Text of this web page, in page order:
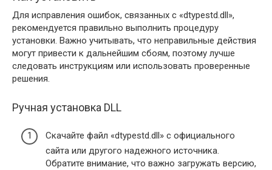
Для исправления ошибок, связанных с «dtypestd.dll»,
рекомендуется правильно выполнить процедуру
установки. Важно учитывать, что неправильные действия
могут привести к дальнейшим сбоям, поэтому лучше
следовать инструкциям или использовать проверенные
решения.
Ручная установка DLL
Скачайте файл «dtypestd.dll» с официального
сайта или другого надежного источника.
Обратите внимание, что важно загружать версию,